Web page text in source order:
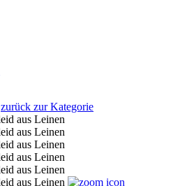
zurück zur Kategorie